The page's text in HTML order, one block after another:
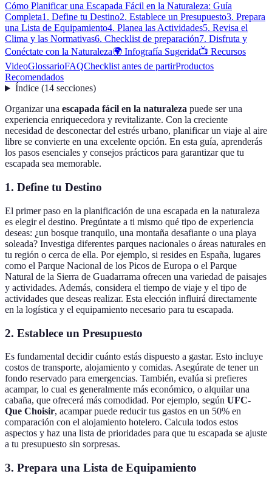
Cómo Planificar una Escapada Fácil en la Naturaleza: Guía
Completa1. Define tu Destino2. Establece un Presupuesto3. Prepara
una Lista de Equipamiento4. Planea las Actividades5. Revisa el
Clima y las Normativas6. Checklist de preparación7. Disfruta y
Conéctate con la Naturaleza🌍 Infografía Sugerida📺 Recursos
VideoGlossarioFAQChecklist antes de partirProductos
Recomendados
Índice(14 secciones)
Organizar una escapada fácil en la naturaleza puede ser una
experiencia enriquecedora y revitalizante. Con la creciente
necesidad de desconectar del estrés urbano, planificar un viaje al aire
libre se convierte en una excelente opción. En esta guía, aprenderás
los pasos esenciales y consejos prácticos para garantizar que tu
escapada sea memorable.
1. Define tu Destino
El primer paso en la planificación de una escapada en la naturaleza
es elegir el destino. Pregúntate a ti mismo qué tipo de experiencia
deseas: ¿un bosque tranquilo, una montaña desafiante o una playa
soleada? Investiga diferentes parques nacionales o áreas naturales en
tu región o cerca de ella. Por ejemplo, si resides en España, lugares
como el Parque Nacional de los Picos de Europa o el Parque
Natural de la Sierra de Guadarrama ofrecen una variedad de paisajes
y actividades. Además, considera el tiempo de viaje y el tipo de
actividades que deseas realizar. Esta elección influirá directamente
en la logística y el equipamiento necesario para tu escapada.
2. Establece un Presupuesto
Es fundamental decidir cuánto estás dispuesto a gastar. Esto incluye
costos de transporte, alojamiento y comidas. Asegúrate de tener un
fondo reservado para emergencias. También, evalúa si prefieres
acampar, lo cual es generalmente más económico, o alquilar una
cabaña, que ofrecerá más comodidad. Por ejemplo, según UFC-
Que Choisir, acampar puede reducir tus gastos en un 50% en
comparación con el alojamiento hotelero. Calcula todos estos
aspectos y haz una lista de prioridades para que tu escapada se ajuste
a tu presupuesto sin sorpresas.
3. Prepara una Lista de Equipamiento